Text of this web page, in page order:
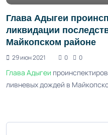
Глава Адыгеи
ликвидации
Майкопском районе
29 июн 2021 0 0
Глава Адыгеи
ливневых дождей в